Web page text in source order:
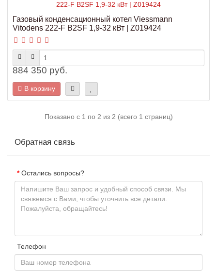
Газовый конденсационный котел Viessmann
Vitodens 222-F B2SF 1,9-32 кВт | Z019424
884 350 руб.
В корзину
Показано с 1 по 2 из 2 (всего 1 страниц)
Обратная связь
Остались вопросы?
Телефон